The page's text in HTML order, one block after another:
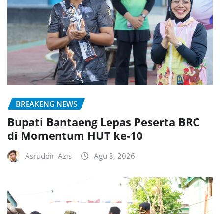
BREAKENG NEWS
Bupati Bantaeng Lepas Peserta BRC
di Momentum HUT ke-10
Asruddin Azis Agu 8, 2026